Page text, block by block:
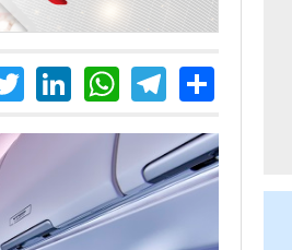
TwitterLinkedIn
WhatsApp
Telegram
Share